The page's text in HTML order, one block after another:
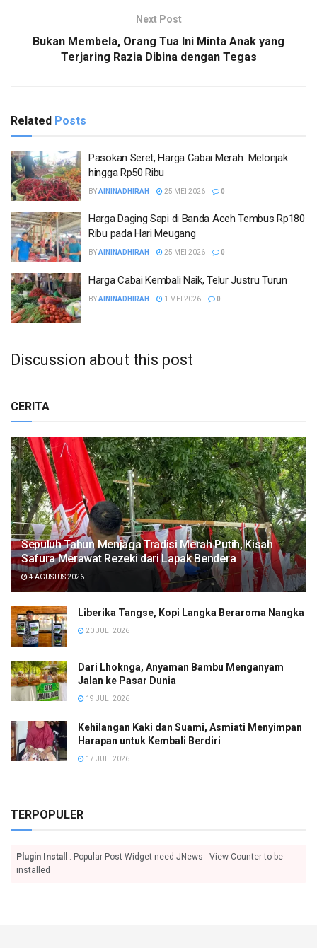
Next Post
Bukan Membela, Orang Tua Ini Minta Anak yang
Terjaring Razia Dibina dengan Tegas
Related Posts
Pasokan Seret, Harga Cabai Merah Melonjak
hingga Rp50 Ribu
BYAININADHIRAH 25 MEI 2026 0
Harga Daging Sapi di Banda Aceh Tembus Rp180
Ribu pada Hari Meugang
BYAININADHIRAH 25 MEI 2026 0
Harga Cabai Kembali Naik, Telur Justru Turun
BYAININADHIRAH 1 MEI 2026 0
Discussion about this post
CERITA
Sepuluh Tahun Menjaga Tradisi Merah Putih, Kisah
Safura Merawat Rezeki dari Lapak Bendera
4 AGUSTUS 2026
Liberika Tangse, Kopi Langka Beraroma Nangka
20 JULI 2026
Dari Lhoknga, Anyaman Bambu Menganyam
Jalan ke Pasar Dunia
19 JULI 2026
Kehilangan Kaki dan Suami, Asmiati Menyimpan
Harapan untuk Kembali Berdiri
17 JULI 2026
TERPOPULER
Plugin Install
: Popular Post Widget need JNews - View Counter to be
installed